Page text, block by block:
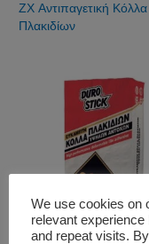
ZX Αντιπαγετική Kόλλα
Πλακιδίων
We use cookies on
relevant
and repeat visits.